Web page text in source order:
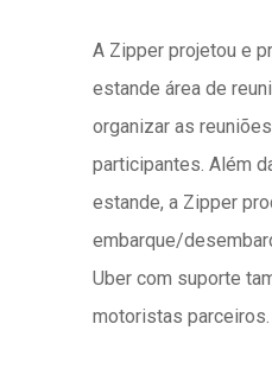
A Zipper projetou e
estande área de
organizar as
participantes. Além
estande, a Zipper
embarque/
Uber com suporte
motoristas parceiros.